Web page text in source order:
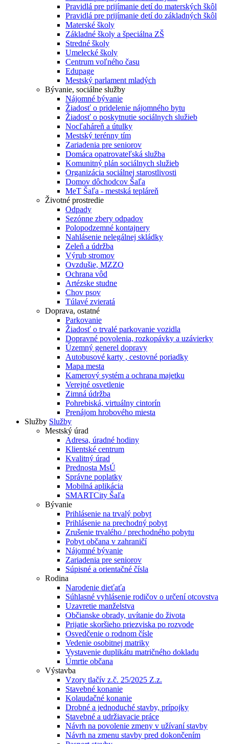
Pravidlá pre prijímanie detí do materských škôl
Pravidlá pre prijímanie detí do základných škôl
Materské školy
Základné školy a špeciálna ZŠ
Stredné školy
Umelecké školy
Centrum voľného času
Edupage
Mestský parlament mladých
Bývanie, sociálne služby
Nájomné bývanie
Žiadosť o pridelenie nájomného bytu
Žiadosť o poskytnutie sociálnych služieb
Nocľaháreň a útulky
Mestský terénny tím
Zariadenia pre seniorov
Domáca opatrovateľská služba
Komunitný plán sociálnych služieb
Organizácia sociálnej starostlivosti
Domov dôchodcov Šaľa
MeT Šaľa - mestská tepláreň
Životné prostredie
Odpady
Sezónne zbery odpadov
Polopodzemné kontajnery
Nahlásenie nelegálnej skládky
Zeleň a údržba
Výrub stromov
Ovzdušie, MZZO
Ochrana vôd
Artézske studne
Chov psov
Túlavé zvieratá
Doprava, ostatné
Parkovanie
Žiadosť o trvalé parkovanie vozidla
Dopravné povolenia, rozkopávky a uzávierky
Územný generel dopravy
Autobusové karty , cestovné poriadky
Mapa mesta
Kamerový systém a ochrana majetku
Verejné osvetlenie
Zimná údržba
Pohrebiská, virtuálny cintorín
Prenájom hrobového miesta
Služby Služby
Mestský úrad
Adresa, úradné hodiny
Klientské centrum
Kvalitný úrad
Prednosta MsÚ
Správne poplatky
Mobilná aplikácia
SMARTCity Šaľa
Bývanie
Prihlásenie na trvalý pobyt
Prihlásenie na prechodný pobyt
Zrušenie trvalého / prechodného pobytu
Pobyt občana v zahraničí
Nájomné bývanie
Zariadenia pre seniorov
Súpisné a orientačné čísla
Rodina
Narodenie dieťaťa
Súhlasné vyhlásenie rodičov o určení otcovstva
Uzavretie manželstva
Občianske obrady, uvítanie do života
Prijatie skoršieho priezviska po rozvode
Osvedčenie o rodnom čísle
Vedenie osobitnej matriky
Vystavenie duplikátu matričného dokladu
Úmrtie občana
Výstavba
Vzory tlačív z.č. 25/2025 Z.z.
Stavebné konanie
Kolaudačné konanie
Drobné a jednoduché stavby, prípojky
Stavebné a udržiavacie práce
Návrh na povolenie zmeny v užívaní stavby
Návrh na zmenu stavby pred dokončením